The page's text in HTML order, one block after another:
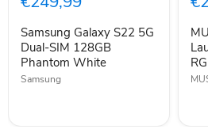
Dual-
128GB
Phantom
White
Samsung Galaxy S22 5G
Dual-SIM 128GB
Phantom White
Samsung